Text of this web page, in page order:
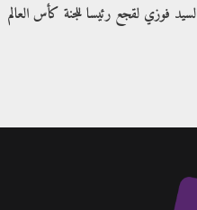
فوزي لقجع رئيسا للجنة كأس العالم